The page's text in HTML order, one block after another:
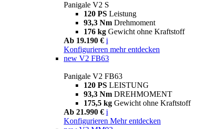
Panigale V2 S
120 PS Leistung
93,3 Nm Drehmoment
176 kg Gewicht ohne Kraftstoff
Ab 19.190 € i
Konfigurieren mehr entdecken
new V2 FB63
Panigale V2 FB63
120 PS LEISTUNG
93,3 Nm DREHMOMENT
175,5 kg Gewicht ohne Kraftstoff
Ab 21.990 € i
Konfigurieren Mehr entdecken